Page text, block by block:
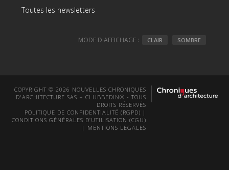
Toutes les newsletters
MODE D'AFFICHAGE : CLAIR SOMBRE
COPYRIGHT © 2026 NOUVELLES CHRONIQUES
D'ARCHITECTURE SAS + CLUBBEDIN® - TOUS
DROITS RÉSERVÉS
POLITIQUE DE CONFIDENTIALITÉ (RGPD) |
CONDITIONS GÉNÉRALES D’UTILISATION (CGU)
| MENTIONS LÉGALES